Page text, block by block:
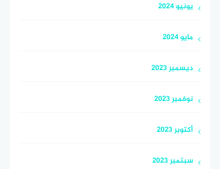
يونيو 2024
مايو 2024
ديسمبر 2023
نوفمبر 2023
أكتوبر 2023
سبتمبر 2023